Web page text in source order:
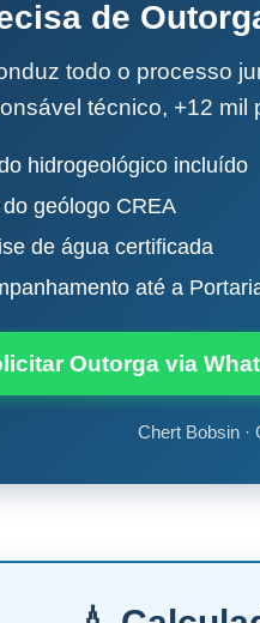
de
todo o processo
técnico, +12 mil
hidrogeológico incluído
geólogo CREA
de água certificada
até a
Outorga via
Chert Bobsin ·